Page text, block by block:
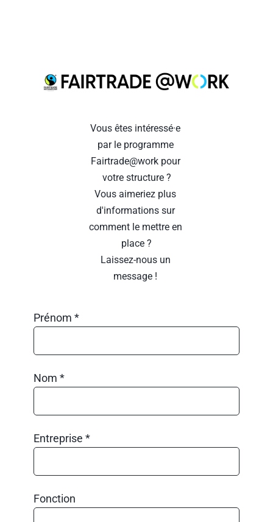
Vous êtes intéressé·e
par le programme
Fairtrade@work pour
votre structure ?
Vous aimeriez plus
d'informations sur
comment le mettre en
place ?
Laissez-nous un
message !
Prénom *
Nom *
Entreprise *
Fonction